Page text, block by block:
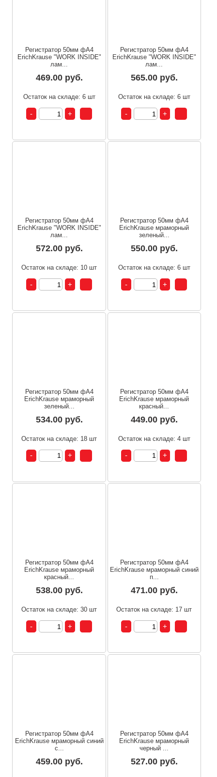
Регистратор 50мм фА4
ErichKrause "WORK INSIDE"
лам...
469.00 руб.
Остаток на складе: 6 шт
Регистратор 50мм фА4
ErichKrause "WORK INSIDE"
лам...
565.00 руб.
Остаток на складе: 6 шт
Регистратор 50мм фА4
ErichKrause "WORK INSIDE"
лам...
572.00 руб.
Остаток на складе: 10 шт
Регистратор 50мм фА4
ErichKrause мраморный
зеленый...
550.00 руб.
Остаток на складе: 6 шт
Регистратор 50мм фА4
ErichKrause мраморный
зеленый...
534.00 руб.
Остаток на складе: 18 шт
Регистратор 50мм фА4
ErichKrause мраморный
красный...
449.00 руб.
Остаток на складе: 4 шт
Регистратор 50мм фА4
ErichKrause мраморный
красный...
538.00 руб.
Остаток на складе: 30 шт
Регистратор 50мм фА4
ErichKrause мраморный синий
п...
471.00 руб.
Остаток на складе: 17 шт
Регистратор 50мм фА4
ErichKrause мраморный синий
с...
459.00 руб.
Регистратор 50мм фА4
ErichKrause мраморный
черный ...
527.00 руб.